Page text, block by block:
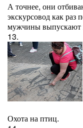
А точнее, они
экскурсовод как раз
мужчины выпускают
13.
Охота на птиц.